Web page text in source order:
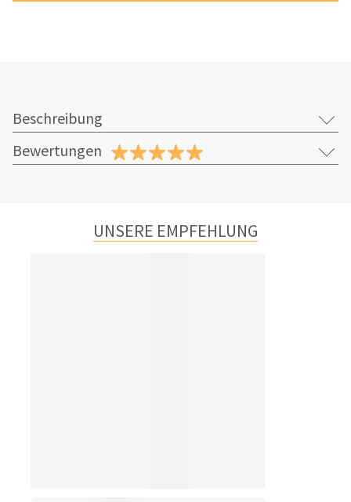
Beschreibung
Bewertungen
UNSERE EMPFEHLUNG